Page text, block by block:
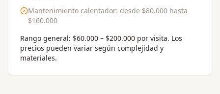
Mantenimiento calentador: desde $80.000 hasta
$160.000
Rango general: $60.000 – $200.000 por visita. Los
precios pueden variar según complejidad y
materiales.